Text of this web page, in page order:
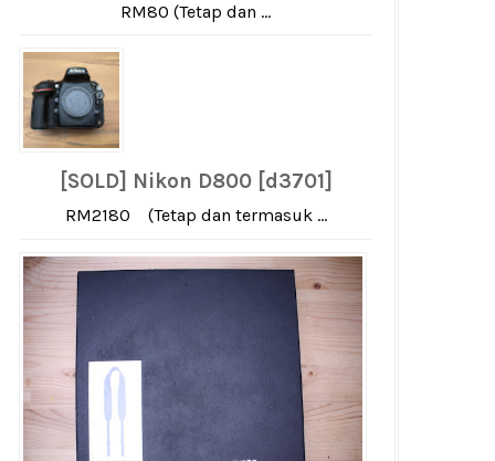
RM80 (Tetap dan ...
[SOLD] Nikon D800 [d3701]
RM2180 (Tetap dan termasuk ...